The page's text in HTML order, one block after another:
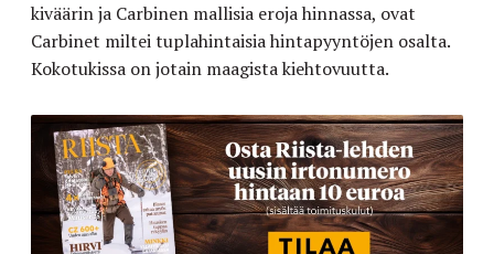
kiväärin ja Carbinen mallisia eroja hinnassa, ovat
Carbinet miltei tuplahintaisia hintapyyntöjen osalta.
Kokotukissa on jotain maagista kiehtovuutta.